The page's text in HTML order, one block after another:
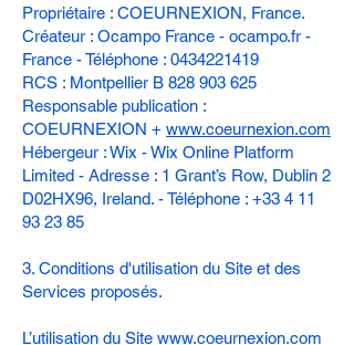
Propriétaire : COEURNEXION, France.
Créateur : Ocampo France - ocampo.fr -
France - Téléphone : 0434221419
RCS : Montpellier B 828 903 625
Responsable publication :
COEURNEXION + www.coeurnexion.com
Hébergeur : Wix - Wix Online Platform
Limited - Adresse : 1 Grant’s Row, Dublin 2
D02HX96, Ireland. - Téléphone : +33 4 11
93 23 85
3. Conditions d'utilisation du Site et des
Services proposés.
L’utilisation du Site www.coeurnexion.com